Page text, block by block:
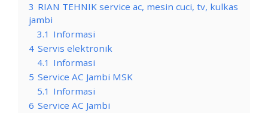
3 RIAN TEHNIK service ac, mesin cuci, tv, kulkas
jambi
3.1 Informasi
4 Servis elektronik
4.1 Informasi
5 Service AC Jambi MSK
5.1 Informasi
6 Service AC Jambi